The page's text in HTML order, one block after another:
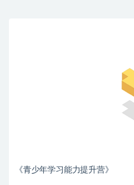
《青少年学习能力提升营》